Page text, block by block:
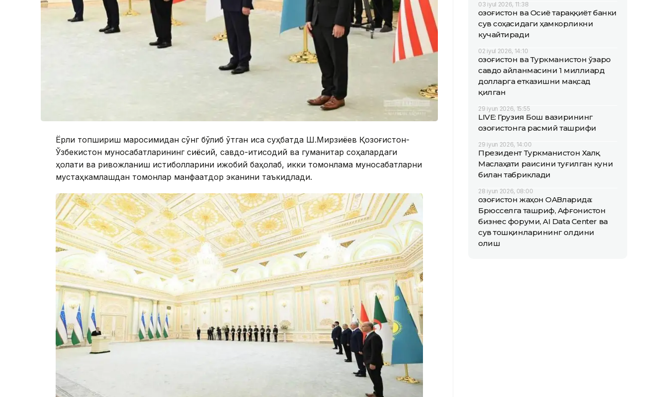
Ёрлиқ топшириш маросимидан сўнг бўлиб ўтган қисқа суҳбатда Ш.Мирзиёев Қозоғистон-
Ўзбекистон муносабатларининг сиёсий, савдо-иқтисодий ва гуманитар соҳалардаги
ҳолати ва ривожланиш истиқболларини ижобий баҳолаб, икки томонлама муносабатларни
мустаҳкамлашдан томонлар манфаатдор эканини таъкидлади.
03 iyul 2026, 11:38
Қозоғистон ва Осиё тараққиёт банки
сув соҳасидаги ҳамкорликни
кучайтиради
02 iyul 2026, 14:10
Қозоғистон ва Туркманистон ўзаро
савдо айланмасини 1 миллиард
долларга етказишни мақсад
қилган
29 iyun 2026, 15:55
LIVE: Грузия Бош вазирининг
Қозоғистонга расмий ташрифи
29 iyun 2026, 14:00
Президент Туркманистон Халқ
Маслаҳати раисини туғилган куни
билан табриклади
28 iyun 2026, 08:00
Қозоғистон жаҳон ОАВларида:
Брюсселга ташриф, Афғонистон
бизнес форуми, AI Data Center ва
сув тошқинларининг олдини
олиш